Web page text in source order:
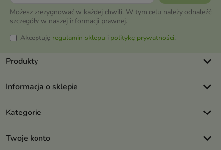
Możesz zrezygnować w każdej chwili. W tym celu należy odnaleźć
szczegóły w naszej informacji prawnej.
Akceptuję regulamin sklepu i politykę prywatności.
Produkty keyboard_arrow_down
Informacja o sklepie keyboard_arrow_down
Kategorie keyboard_arrow_down
Twoje konto keyboard_arrow_down